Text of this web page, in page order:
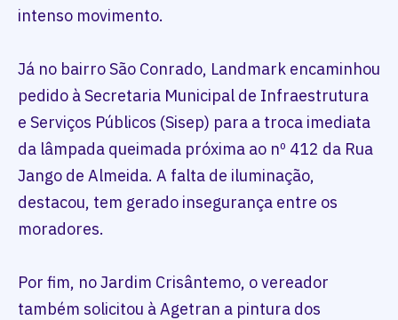
intenso movimento.
Já no bairro São Conrado, Landmark encaminhou
pedido à Secretaria Municipal de Infraestrutura
e Serviços Públicos (Sisep) para a troca imediata
da lâmpada queimada próxima ao nº 412 da Rua
Jango de Almeida. A falta de iluminação,
destacou, tem gerado insegurança entre os
moradores.
Por fim, no Jardim Crisântemo, o vereador
também solicitou à Agetran a pintura dos